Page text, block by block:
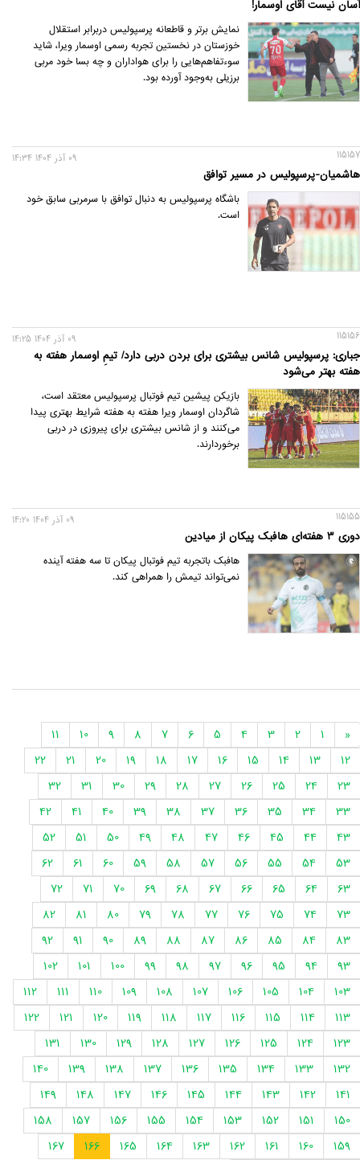
آسان نیست آقای اوسمار!
نمایش برتر و قاطعانه پرسپولیس دربرابر استقلال
خوزستان در نخستین تجربه رسمی اوسمار ویرا، شاید
سوءتفاهم‌هایی را برای هواداران و چه بسا خود مربی
برزیلی به‌وجود آورده بود.
115157
هاشمیان-پرسپولیس در مسیر توافق
09 آذر 1404 14:34
باشگاه پرسپولیس به دنبال توافق با سرمربی سابق خود
است.
115156
جباری: پرسپولیس شانس بیشتری برای بردن دربی دارد/ تیمِ اوسمار هفته به
هفته بهتر می‌شود
09 آذر 1404 14:25
بازیکن پیشین تیم فوتبال پرسپولیس معتقد است،
شاگردان اوسمار ویرا هفته به هفته شرایط بهتری پیدا
می‌کنند و از شانس بیشتری برای پیروزی در دربی
برخوردارند.
115155
دوری 3 هفته‌ای هافبک پیکان از میادین
09 آذر 1404 14:20
هافبک باتجربه تیم فوتبال پیکان تا سه هفته آینده
نمی‌تواند تیمش را همراهی کند.
«
1
2
3
4
5
6
7
8
9
10
11
12
13
14
15
16
17
18
19
20
21
22
23
24
25
26
27
28
29
30
31
32
33
34
35
36
37
38
39
40
41
42
43
44
45
46
47
48
49
50
51
52
53
54
55
56
57
58
59
60
61
62
63
64
65
66
67
68
69
70
71
72
73
74
75
76
77
78
79
80
81
82
83
84
85
86
87
88
89
90
91
92
93
94
95
96
97
98
99
100
101
102
103
104
105
106
107
108
109
110
111
112
113
114
115
116
117
118
119
120
121
122
123
124
125
126
127
128
129
130
131
132
133
134
135
136
137
138
139
140
141
142
143
144
145
146
147
148
149
150
151
152
153
154
155
156
157
158
159
160
161
162
163
164
165
166
167